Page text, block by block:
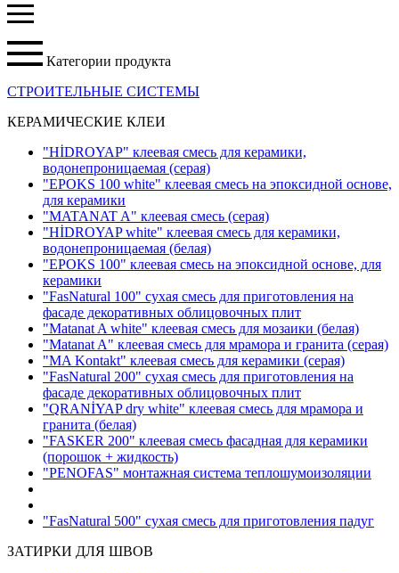
Категории продукта
СТРОИТЕЛЬНЫЕ СИСТЕМЫ
КЕРАМИЧЕСКИЕ КЛЕИ
"HİDROYAP" клеевая смесь для керамики,
водонепроницаемая (серая)
"EPOKS 100 white" клеевая смесь на эпоксидной основе,
для керамики
"MATANAT A" клеевая смесь (серая)
"HİDROYAP white" клеевая смесь для керамики,
водонепроницаемая (белая)
"EPOKS 100" клеевая смесь на эпоксидной основе, для
керамики
"FasNatural 100" сухая смесь для приготовления на
фасаде декоративных облицовочных плит
"Matanat A white" клеевая смесь для мозаики (белая)
"Matanat A" клеевая смесь для мрамора и гранита (серая)
"MA Kontakt" клеевая смесь для керамики (серая)
"FasNatural 200" сухая смесь для приготовления на
фасаде декоративных облицовочных плит
"QRANİYAP dry white" клеевая смесь для мрамора и
гранита (белая)
"FASKER 200" клеевая смесь фасадная для керамики
(порошок + жидкость)
"PENOFAS" монтажная система теплошумоизоляции
"FasNatural 500" сухая смесь для приготовления падуг
ЗАТИРКИ ДЛЯ ШВОВ